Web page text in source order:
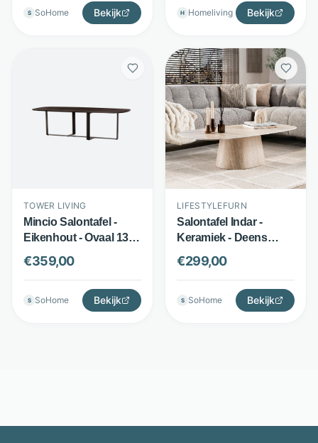
S SoHome Bekijk
QUVIO
H Homeliving Bekijk
TOWER LIVING
Mincio Salontafel -
Eikenhout - Ovaal 130
x 70 cm - Bruin
espresso - Tower
Living
€359,00
S SoHome Bekijk
LIFESTYLEFURN
Salontafel Indar -
Keramiek - Deens
ovaal in travertinlook -
Beige - LifestyleFurn
€299,00
S SoHome Bekijk